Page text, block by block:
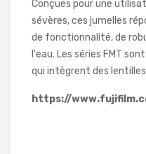
Conçues pour une
sévères, ces jumelles
de fonctionnalité, de
l'eau. Les séries FMT
qui intègrent des
https://